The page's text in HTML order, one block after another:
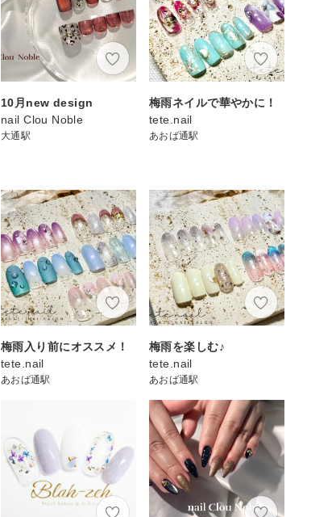
10月new design
nail Clou Noble
大通駅
梅雨ネイルで華やかに！
tete.nail
あおば通駅
梅雨入り前にオススメ！
tete.nail
あおば通駅
梅雨を楽しむ♪
tete.nail
あおば通駅